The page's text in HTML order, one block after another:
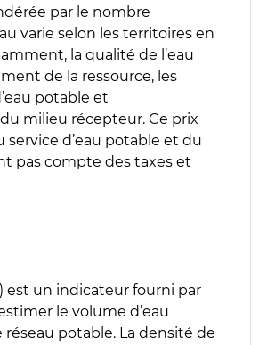
par le nombre
varie selon les territoires en
la qualité de l’eau
de la ressource, les
potable et
milieu récepteur. Ce prix
d’eau potable et du
pas compte des taxes et
est un indicateur fourni par
le volume d’eau
potable. La densité de